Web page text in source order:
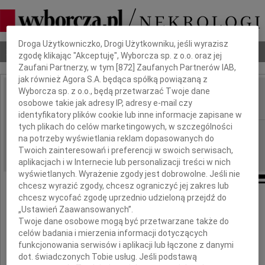
Nekrologi Odeszli Poradnik pogrzebowy
IMIĘ I NAZWISKO: Dariusz Marciniak
REGION: Poznań
DATA EMISJI: 04.06.2013
Z wielkim smutkiem i żalem zawiadamiamy,
że w dniu 1 czerwca 2013 roku
zmarł nagle w wieku 40 lat
Dbamy o Twoją prywatność
Droga Użytkowniczko, Drogi Użytkowniku, jeśli wyrazisz
zgodę klikając "Akceptuję", Wyborcza sp. z o.o. oraz jej
Zaufani Partnerzy, w tym [872 ] Zaufanych Partnerów IAB,
jak również Agora S.A. będąca spółką powiązaną z
Wyborcza sp. z o.o., będą przetwarzać Twoje dane
osobowe takie jak adresy IP, adresy e-mail czy
identyfikatory plików cookie lub inne informacje zapisane w
tych plikach do celów marketingowych, w szczególności
na potrzeby wyświetlania reklam dopasowanych do
Twoich zainteresowań i preferencji w swoich serwisach,
aplikacjach i w Internecie lub personalizacji treści w nich
wyświetlanych. Wyrażenie zgody jest dobrowolne. Jeśli nie
chcesz wyrazić zgody, chcesz ograniczyć jej zakres lub
chcesz wycofać zgodę uprzednio udzieloną przejdź do
„Ustawień Zaawansowanych”.
Twoje dane osobowe mogą być przetwarzane także do
celów badania i mierzenia informacji dotyczących
funkcjonowania serwisów i aplikacji lub łączone z danymi
dot. świadczonych Tobie usług. Jeśli podstawą